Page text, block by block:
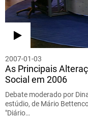
2007-01-03
As Principais
Social em 2006
Debate moderado por
estúdio, de Mário
"Diário…